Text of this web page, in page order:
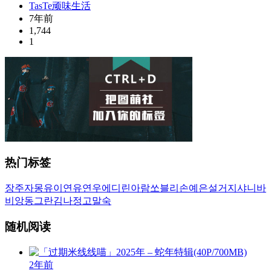
TasTe顽味生活
7年前
1,744
1
热门标签
장주자몽유이 연유연우에디린아람쏘블리 손예은설거지 샤니 바
비앙동그란김나정 고말숙
随机阅读
2年前